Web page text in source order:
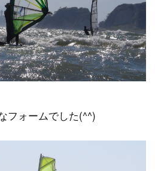
フォームでした(^^)